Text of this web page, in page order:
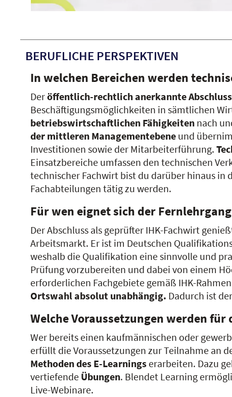
BERUFLICHE PERSPEKTIVEN
In welchen Bereichen werden
Deröffentlich-rechtlich anerkannte Abschluss
Beschäftigungsmöglichkeiten in sämtlichen
betriebswirtschaftlichen Fähigkeiten nach
der mittleren Managementebene und
Investitionen sowie der Mitarbeiterführung.
Einsatzbereiche umfassen den technischen
technischer Fachwirt bist du darüber hinaus
Fachabteilungen tätig zu werden.
Für wen eignet sich der
Der Abschluss als geprüfter IHK-Fachwirt
Arbeitsmarkt. Er ist im Deutschen
weshalb die Qualifikation eine sinnvolle und
Prüfung vorzubereiten und dabei von einem
erforderlichen Fachgebiete gemäß IHK-
Ortswahl absolut unabhängig. Dadurch ist
Welche Voraussetzungen werden für
Wer bereits einen kaufmännischen oder
erfüllt die Voraussetzungen zur Teilnahme an
Methoden des E-Learnings erarbeiten. Dazu
vertiefende Übungen. Blendet Learning
Live-Webinare.